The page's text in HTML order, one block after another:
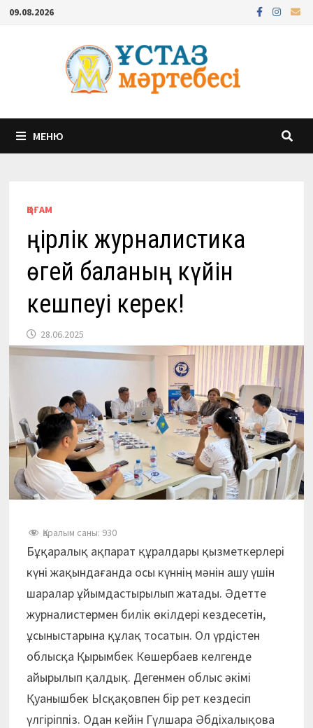
Перейти
содержимому
09.08.2026
МЕНЮ
ҚОҒАМ
Өңірлік журналистика
өгей баланың күйін
кешпеуі керек!
28.06.2025
Қаралым саны: 930
Бұқаралық ақпарат құралдары қызметкерлері
күні жақындағанда осы күннің мәнін ашу үшін
шаралар ұйымдастырылып жатады. Әдетте
журналистермен билік өкілдері кездесетін,
ұсыныстарына құлақ тосатын. Ол үрдістен
облысқа Қырымбек Көшербаев келгенде
айырылып қалдық. Дегенмен облыс әкімі
Қуанышбек Ысқақовпен бір рет кездесіп
үлгіріппіз. Одан кейін Гүлшара Әбдіхалықова